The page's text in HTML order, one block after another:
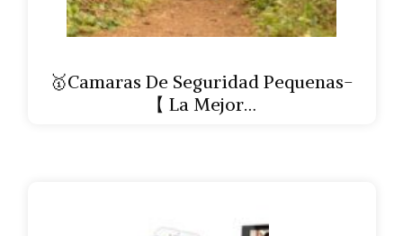
🥇Camaras De Seguridad Pequenas-
【 La Mejor…